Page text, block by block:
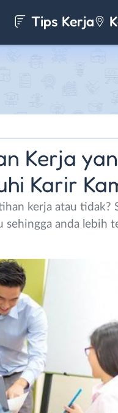
Tips Kerja
Kerja
Karir
kerja atau tidak?
sehingga anda lebih